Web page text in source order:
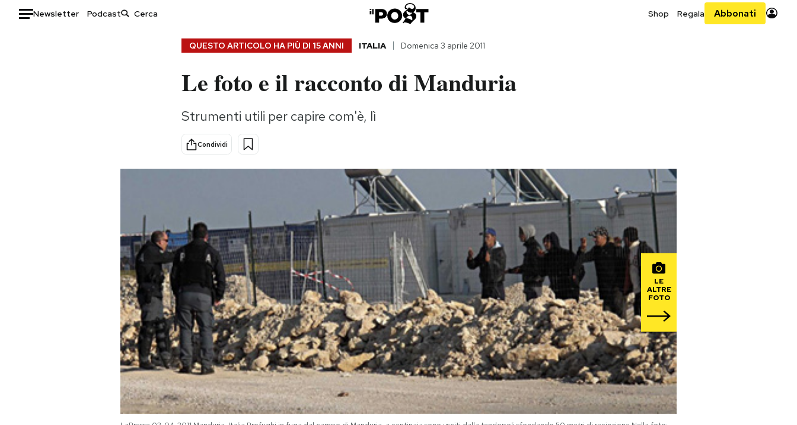
Newsletter Podcast Shop Regala Abbonati
Consumismi
Storie/Idee
Ok Boomer!
Mondiali calcio 2026
QUESTO ARTICOLO HA PIÙ DI 15 ANNI ITALIA Domenica 3 aprile 2011
Le foto e il racconto di Manduria
Strumenti utili per capire com'è, lì
Condividi
LE
ALTRE
FOTO